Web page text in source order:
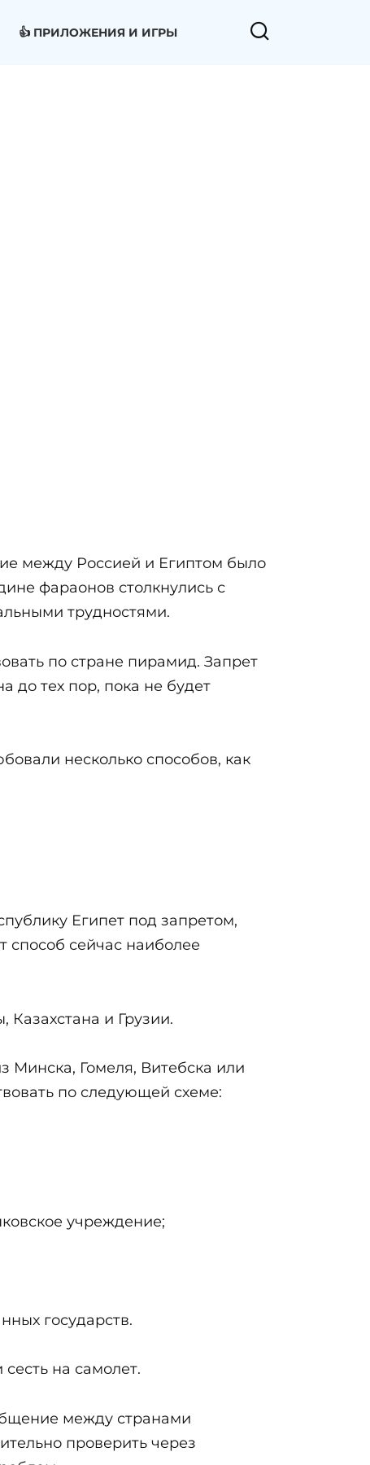
👍 ПРИЛОЖЕНИЯ И ИГРЫ
между Россией и Египтом было
фараонов столкнулись с
трудностями.
по стране пирамид. Запрет
до тех пор, пока не будет
несколько способов, как
Египет под запретом,
способ сейчас наиболее
Казахстана и Грузии.
Минска, Гомеля, Витебска или
по следующей схеме:
учреждение;
государств.
на самолет.
между странами
проверить через